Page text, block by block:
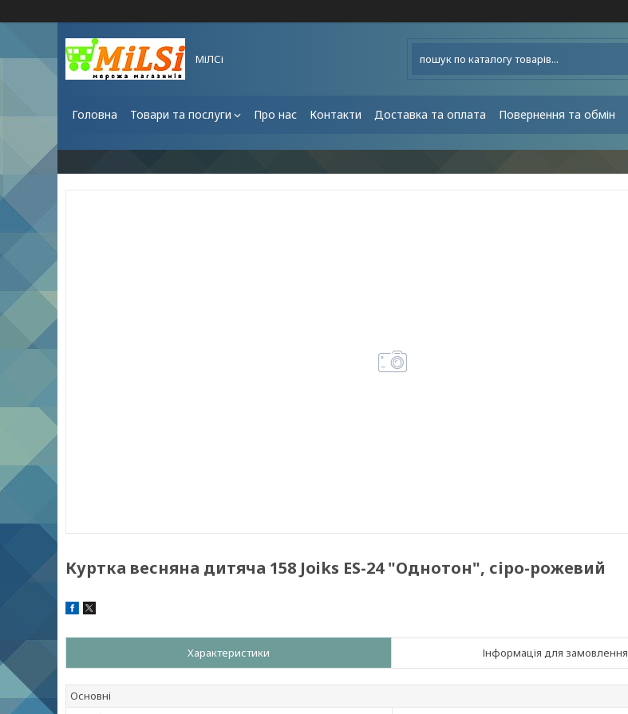
МіЛСі
Головна Товари та послуги Про нас Контакти Доставка та оплата Повернення та обмін
Куртка весняна дитяча 158 Joiks ES-24 "Однотон", сіро-рожевий
Характеристики Інформація для замовлення
Основні